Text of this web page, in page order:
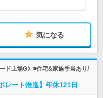
気になる
ド上場G》■住宅&家族手当あり/
レート推進】年休121日